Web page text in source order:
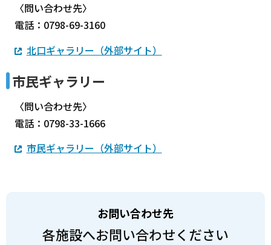
〈問い合わせ先〉
電話：0798-69-3160
北口ギャラリー（外部サイト）
市民ギャラリー
〈問い合わせ先〉
電話：0798-33-1666
市民ギャラリー（外部サイト）
お問い合わせ先
各施設へお問い合わせください